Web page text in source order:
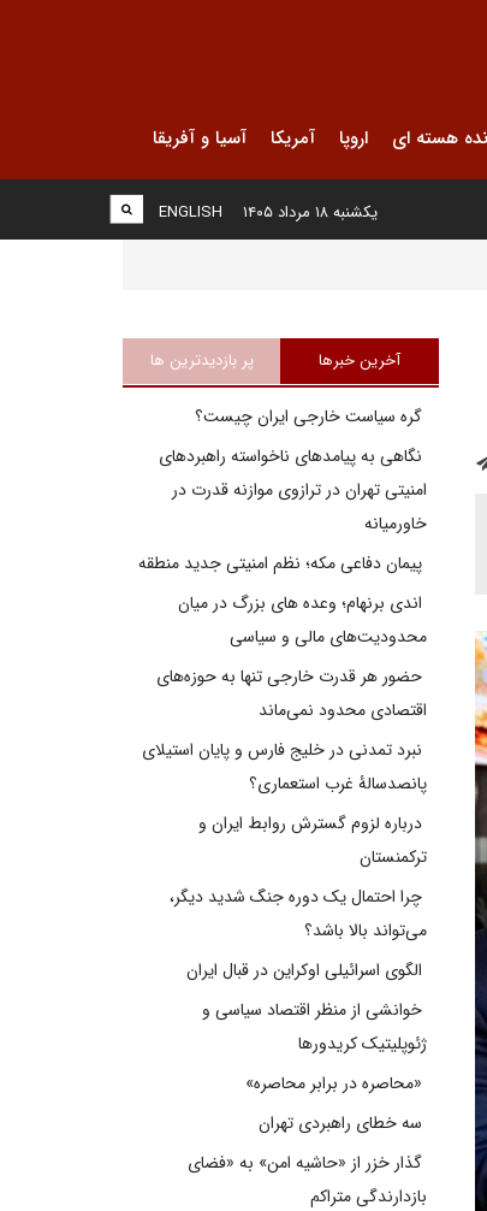
هسته ای اروپا آمریکا آسیا و آفریقا
ENGLISH یکشنبه ۱۸ مرداد ۱۴۰۵
آخرین خبرها پر بازدیدترین ها
گره سیاست خارجی ایران چیست؟
نگاهی به پیامدهای ناخواسته راهبردهای
امنیتی تهران در ترازوی موازنه قدرت در
خاورمیانه
پیمان دفاعی مکه؛ نظم امنیتی جدید منطقه
اندی برنهام؛ وعده های بزرگ در میان
محدودیت‌های مالی و سیاسی
حضور هر قدرت خارجی تنها به حوزه‌های
اقتصادی محدود نمی‌ماند
نبرد تمدنی در خلیج فارس و پایان استیلای
پانصدسالۀ غرب استعماری؟
درباره لزوم گسترش روابط ایران و
ترکمنستان
چرا احتمال یک دوره جنگ شدید دیگر،
می‌تواند بالا باشد؟
الگوی اسرائیلی اوکراین در قبال ایران
خوانشی از منظر اقتصاد سیاسی و
ژئوپلیتیک کریدورها
«محاصره در برابر محاصره»
سه خطای راهبردی تهران
گذار خزر از «حاشیه امن» به «فضای
بازدارندگی متراکم